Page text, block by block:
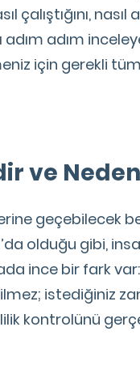
çalıştığını, nasıl
adım
için gerekli
ve
geçebilecek
olduğu gibi,
ince bir fark
istediğiniz
kontrolünü